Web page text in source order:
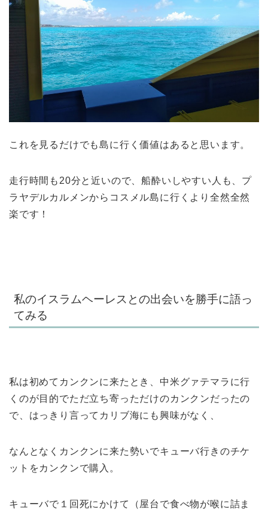
これを見るだけでも島に行く価値はあると思います。
走行時間も20分と近いので、船酔いしやすい人も、プ
ラヤデルカルメンからコスメル島に行くより全然全然
楽です！
私のイスラムヘーレスとの出会いを勝手に語っ
てみる
私は初めてカンクンに来たとき、中米グァテマラに行
くのが目的でただ立ち寄っただけのカンクンだったの
で、はっきり言ってカリブ海にも興味がなく、
なんとなくカンクンに来た勢いでキューバ行きのチケ
ットをカンクンで購入。
キューバで１回死にかけて（屋台で食べ物が喉に詰ま